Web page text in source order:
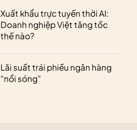
Xuất khẩu trực tuyến thời AI:
Doanh nghiệp Việt tăng tốc
thế nào?
Lãi suất trái phiếu ngân hàng
“nổi sóng”